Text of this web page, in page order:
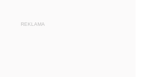
1959REKLAMA